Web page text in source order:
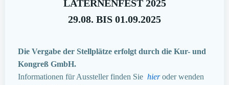
LATERNENFEST 2025
29.08. BIS 01.09.2025
Die Vergabe der Stellplätze erfolgt durch die Kur- und
Kongreß GmbH.
Informationen für Aussteller finden Sie hieroder wenden